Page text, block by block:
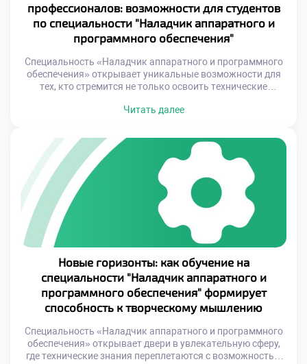
профессионалов: возможности для студентов
по специальности "Наладчик аппаратного и
программного обеспечения"
Специальность «Наладчик аппаратного и программного
обеспечения» открывает уникальные возможности для
тех, кто стремится не только освоить технические
профессионального сообщества. Это направление
локальных ограничений и начать формировать свою
карьеру на международной арене. Обучение на этой
специальности предоставляет доступ к передовым
знаниям и практикам, которые […]
Читать далее
Новые горизонты: как обучение на
специальности "Наладчик аппаратного и
программного обеспечения" формирует
способность к творческому мышлению
Специальность «Наладчик аппаратного и программного
обеспечения» открывает двери в увлекательную сферу,
где технические знания переплетаются с возможностью